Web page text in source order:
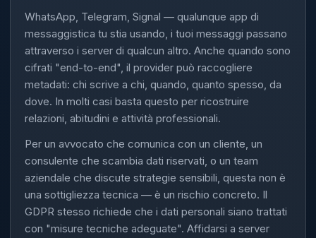
WhatsApp, Telegram, Signal — qualunque app di
messaggistica tu stia usando, i tuoi messaggi passano
attraverso i server di qualcun altro. Anche quando sono
cifrati "end-to-end", il provider può raccogliere
metadati: chi scrive a chi, quando, quanto spesso, da
dove. In molti casi basta questo per ricostruire
relazioni, abitudini e attività professionali.
Per un avvocato che comunica con un cliente, un
consulente che scambia dati riservati, o un team
aziendale che discute strategie sensibili, questa non è
una sottigliezza tecnica — è un rischio concreto. Il
GDPR stesso richiede che i dati personali siano trattati
con "misure tecniche adeguate". Affidarsi a server